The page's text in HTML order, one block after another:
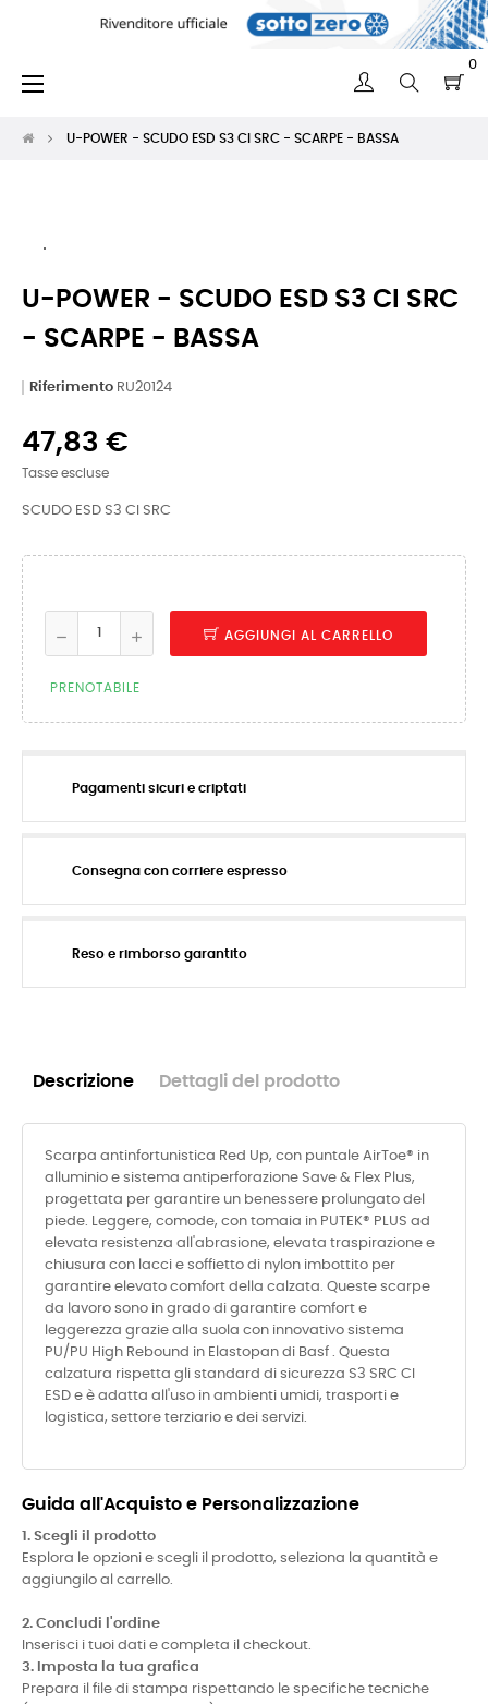
0
navigazione
☰
U-POWER - SCUDO ESD S3 CI SRC - SCARPE - BASSA
U-POWER - SCUDO ESD S3 CI SRC
- SCARPE - BASSA
Riferimento RU20124
47,83 €
Tasse escluse
SCUDO ESD S3 CI SRC
AGGIUNGI AL CARRELLO
PRENOTABILE
Pagamenti sicuri e criptati
Consegna con corriere espresso
Reso e rimborso garantito
Descrizione Dettagli del prodotto
Scarpa antinfortunistica Red Up, con puntale AirToe® in
alluminio e sistema antiperforazione Save & Flex Plus,
progettata per garantire un benessere prolungato del
piede. Leggere, comode, con tomaia in PUTEK® PLUS ad
elevata resistenza all'abrasione, elevata traspirazione e
chiusura con lacci e soffietto di nylon imbottito per
garantire elevato comfort della calzata. Queste scarpe
da lavoro sono in grado di garantire comfort e
leggerezza grazie alla suola con innovativo sistema
PU/PU High Rebound in Elastopan di Basf . Questa
calzatura rispetta gli standard di sicurezza S3 SRC CI
ESD e è adatta all'uso in ambienti umidi, trasporti e
logistica, settore terziario e dei servizi.
Guida all'Acquisto e Personalizzazione
1. Scegli il prodotto
Esplora le opzioni e scegli il prodotto, seleziona la quantità e
aggiungilo al carrello.
2. Concludi l'ordine
Inserisci i tuoi dati e completa il checkout.
3. Imposta la tua grafica
Prepara il file di stampa rispettando le specifiche tecniche